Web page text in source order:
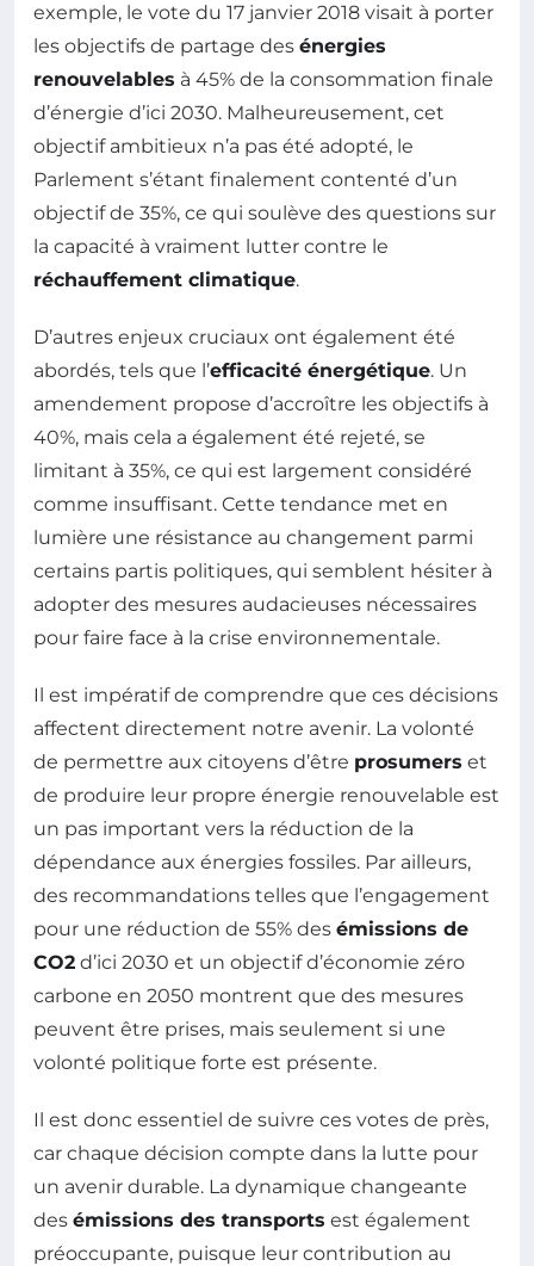
exemple, le vote du 17 janvier 2018 visait à porter
les objectifs de partage des énergies
renouvelables à 45% de la consommation finale
d’énergie d’ici 2030. Malheureusement, cet
objectif ambitieux n’a pas été adopté, le
Parlement s’étant finalement contenté d’un
objectif de 35%, ce qui soulève des questions sur
la capacité à vraiment lutter contre le
réchauffement climatique.
D’autres enjeux cruciaux ont également été
abordés, tels que l’efficacité énergétique. Un
amendement propose d’accroître les objectifs à
40%, mais cela a également été rejeté, se
limitant à 35%, ce qui est largement considéré
comme insuffisant. Cette tendance met en
lumière une résistance au changement parmi
certains partis politiques, qui semblent hésiter à
adopter des mesures audacieuses nécessaires
pour faire face à la crise environnementale.
Il est impératif de comprendre que ces décisions
affectent directement notre avenir. La volonté
de permettre aux citoyens d’être prosumers et
de produire leur propre énergie renouvelable est
un pas important vers la réduction de la
dépendance aux énergies fossiles. Par ailleurs,
des recommandations telles que l’engagement
pour une réduction de 55% des émissions de
CO2 d’ici 2030 et un objectif d’économie zéro
carbone en 2050 montrent que des mesures
peuvent être prises, mais seulement si une
volonté politique forte est présente.
Il est donc essentiel de suivre ces votes de près,
car chaque décision compte dans la lutte pour
un avenir durable. La dynamique changeante
des émissions des transports est également
préoccupante, puisque leur contribution au